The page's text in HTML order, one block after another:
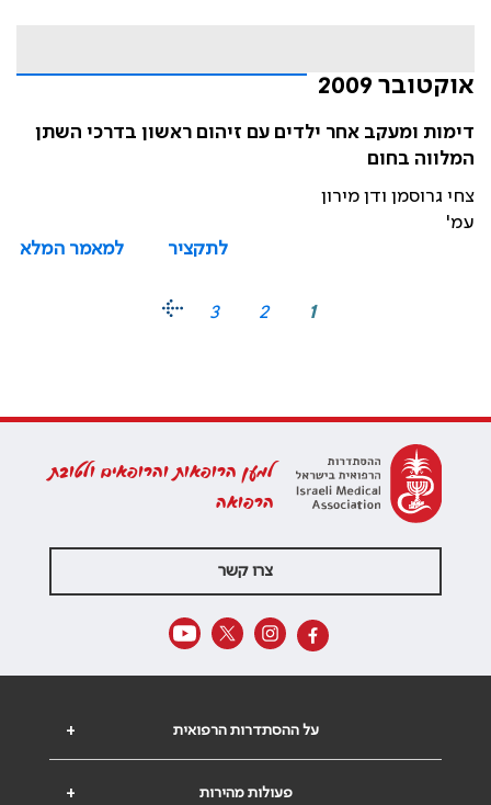
אוקטובר 2009
דימות ומעקב אחר ילדים עם זיהום ראשון בדרכי השתן
המלווה בחום
צחי גרוסמן ודן מירון
עמ'
לתקציר
למאמר המלא
1
2
3
למען הרופאות והרופאים ולטובת
הרפואה
צרו קשר
+ על ההסתדרות הרפואית
+ פעולות מהירות